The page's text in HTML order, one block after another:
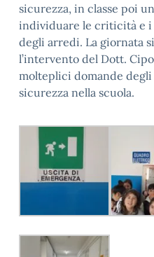
sicurezza, in classe poi
individuare le criticità e i
degli arredi. La giornata
l’intervento del Dott.
molteplici domande
sicurezza nella scuola.